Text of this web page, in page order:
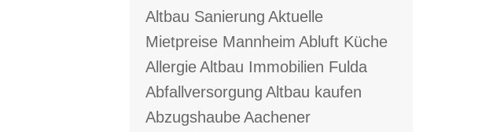
Altbau Sanierung Aktuelle
Mietpreise Mannheim Abluft Küche
AllergieAltbau Immobilien Fulda
Abfallversorgung Altbau kaufen
AbzugshaubeAachener